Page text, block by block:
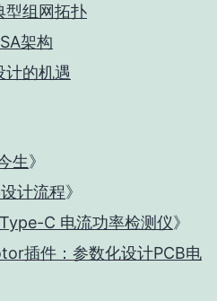
型组网拓扑
架构
计的机遇
生》
计流程》
C 电流功率检测仪》
插件：参数化设计PCB电